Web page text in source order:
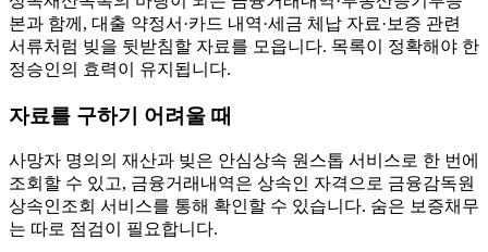
본과 함께, 대출 약정서·카드 내역·세금 체납 자료·보증 관련
서류처럼 빚을 뒷받침할 자료를 모읍니다. 목록이 정확해야 한
정승인의 효력이 유지됩니다.
자료를 구하기 어려울 때
사망자 명의의 재산과 빚은 안심상속 원스톱 서비스로 한 번에
조회할 수 있고, 금융거래내역은 상속인 자격으로 금융감독원
상속인조회 서비스를 통해 확인할 수 있습니다. 숨은 보증채무
는 따로 점검이 필요합니다.